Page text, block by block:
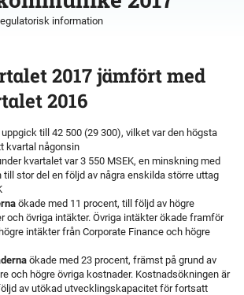
information
2017 jämfört med
2016
uppgick till 42 500 (29 300), vilket var den högsta
kvartal någonsin
kvartalet var 3 550 MSEK, en minskning med
till stor del en följd av några enskilda större uttag
ökade med 11 procent, till följd av högre
och övriga intäkter. Övriga intäkter ökade framför
intäkter från Corporate Finance och högre
ökade med 23 procent, främst på grund av
och högre övriga kostnader. Kostnadsökningen är
av utökad utvecklingskapacitet för fortsatt